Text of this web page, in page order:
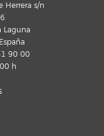
Herrera s/n
Laguna
90 00
h